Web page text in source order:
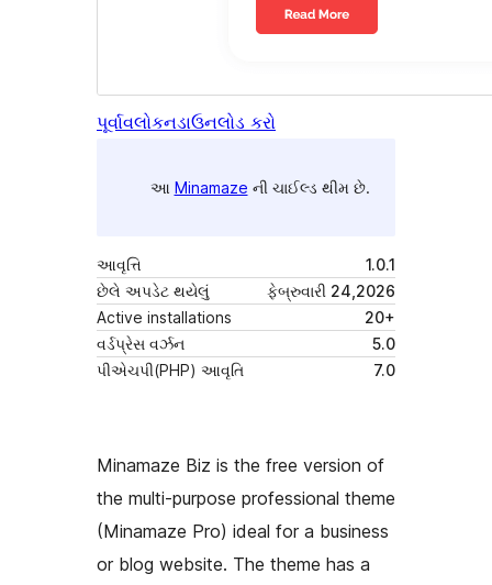
પૂર્વાવલોકનડાઉનલોડ કરો
આ Minamaze ની ચાઈલ્ડ થીમ છે.
આવૃત્તિ
1.0.1
છેલે અપડેટ થયેલું
ફેબ્રુવારી 24,2026
Active installations
20+
વર્ડપ્રેસ વર્ઝન
5.0
પીએચપી(PHP) આવૃતિ
7.0
Minamaze Biz is the free version of
the multi-purpose professional theme
(Minamaze Pro) ideal for a business
or blog website. The theme has a